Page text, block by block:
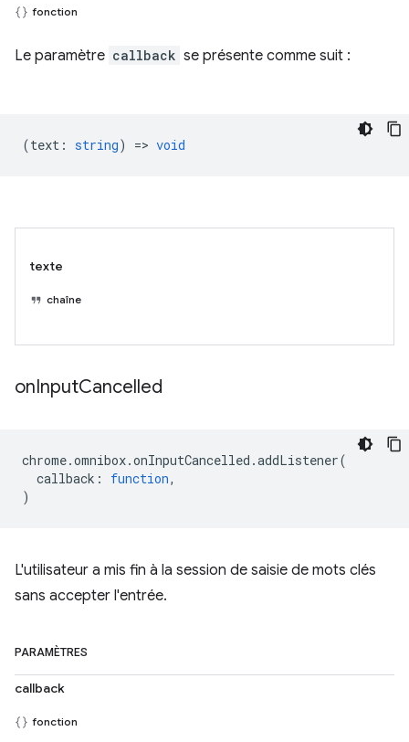
fonction
Le paramètre callback se présente comme suit :
(text : string) => void
texte
chaîne
onInputCancelled
chrome.omnibox.onInputCancelled .addListener(
callback : function,
)
L'utilisateur a mis fin à la session de saisie de mots clés
sans accepter l'entrée.
PARAMÈTRES
callback
fonction